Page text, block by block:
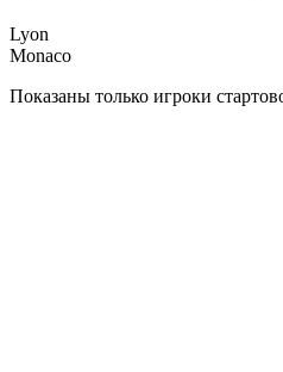
Lyon
Monaco
Показаны только игроки